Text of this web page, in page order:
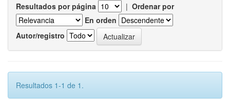
Resultados por página | Ordenar por
En orden
Autor/registro
Resultados 1-1 de 1.